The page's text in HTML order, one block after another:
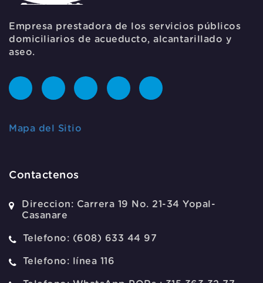
Empresa prestadora de los servicios públicos
domiciliarios de acueducto, alcantarillado y
aseo.
Mapa del Sitio
Contactenos
Direccion: Carrera 19 No. 21-34 Yopal-
Casanare
Telefono: (608) 633 44 97
Telefono: línea 116